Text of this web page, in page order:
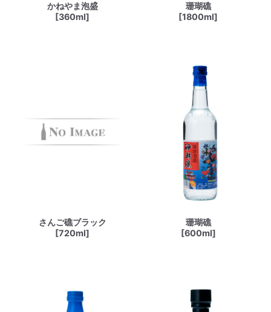
かねやま泡盛
[360ml]
珊瑚礁
[1800ml]
さんご礁ブラック
[720ml]
珊瑚礁
[600ml]